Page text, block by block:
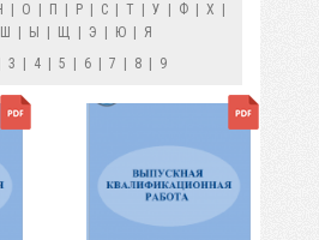
О П Р С Т У Ф Х
Ш Ы Щ Э Ю
Я
3 4 5 6 7 8 9